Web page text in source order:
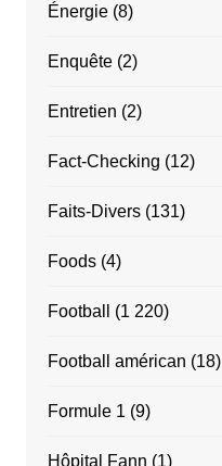
Énergie(8)
Enquête(2)
Entretien (2)
Fact-Checking (12)
Faits-Divers(131)
Foods(4)
Football (1 220)
Football américan (18)
Formule 1 (9)
Hôpital Fann (1)